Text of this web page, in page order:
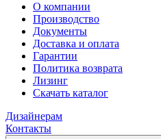
О компании
Производство
Документы
Доставка и оплата
Гарантии
Политика возврата
Лизинг
Скачать каталог
Дизайнерам
Контакты